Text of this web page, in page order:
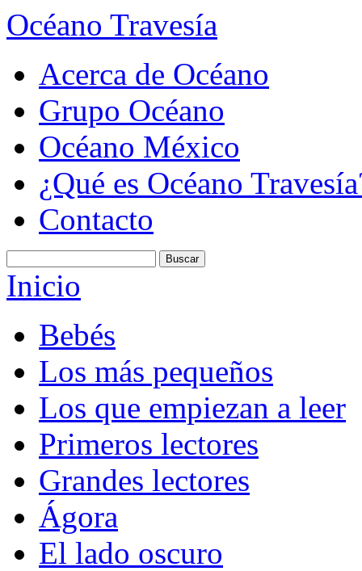
Océano Travesía
Acerca de Océano
Grupo Océano
Océano México
¿Qué es Océano
Contacto
Inicio
Bebés
Los más pequeños
Los que empiezan a leer
Primeros lectores
Grandes lectores
Ágora
El lado oscuro